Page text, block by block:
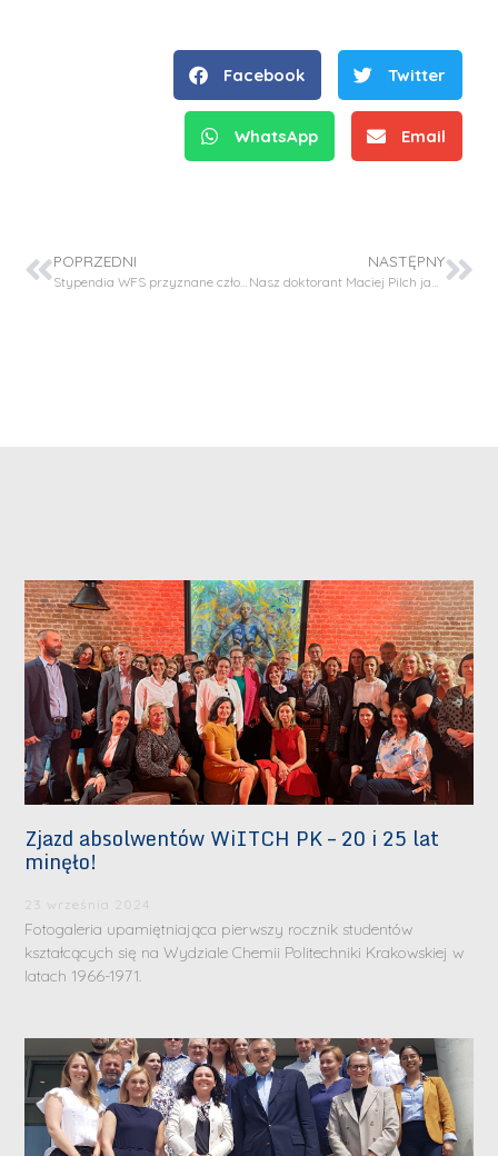
Facebook Twitter
WhatsApp Email
POPRZEDNI
Stypendia WFS przyznane członków naszej grupy badawczej!
NASTĘPNY
Nasz doktorant Maciej Pilch jako beneficjent XII konkursu Programu LIDER
Zjazd absolwentów WiITCH PK – 20 i 25 lat
minęło!
23 września 2024
Fotogaleria upamiętniająca pierwszy rocznik studentów
kształcących się na Wydziale Chemii Politechniki Krakowskiej w
latach 1966-1971.